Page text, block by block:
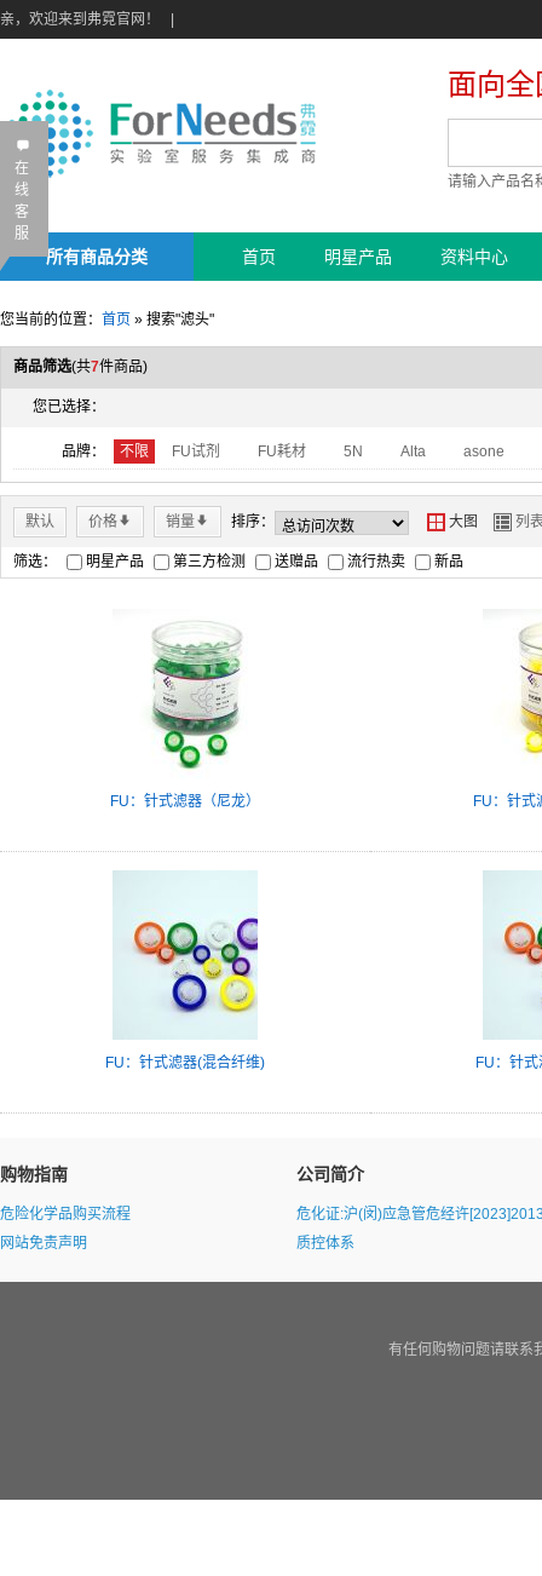
亲，欢迎来到弗霓官网！
面向
请输入产品名
所有商品分类 首页 明星产品 资料中心
您当前的位置： 首页 » 搜索"滤头"
商品筛选(共7件商品)
您已选择：
品牌： 不限 FU试剂 FU耗材 5N Alta asone
默认 价格* 销量* 排序： Y 大图 Z 列
筛选： 明星产品 第三方检测 送赠品 流行热卖 新品
FU：针式滤器（尼龙） FU：针式
FU：针式滤器(混合纤维) FU：针
购物指南
危险化学品购买流程
网站免责声明
公司简介
危化证:沪(闵)应急管危经许
质控体系
有任何购物问题请联系
B
在
线
客
服